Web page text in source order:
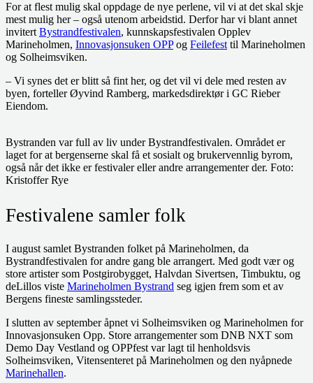
For at flest mulig skal oppdage de nye perlene, vil vi at det skal skje
mest mulig her – også utenom arbeidstid. Derfor har vi blant annet
invitert Bystrandfestivalen, kunnskapsfestivalen Opplev
Marineholmen, Innovasjonsuken OPPog Feilefest til Marineholmen
og Solheimsviken.
– Vi synes det er blitt så fint her, og det vil vi dele med resten av
byen, forteller Øyvind Ramberg, markedsdirektør i GC Rieber
Eiendom.
Bystranden var full av liv under Bystrandfestivalen. Området er
laget for at bergenserne skal få et sosialt og brukervennlig byrom,
også når det ikke er festivaler eller andre arrangementer der. Foto:
Kristoffer Rye
Festivalene samler folk
I august samlet Bystranden folket på Marineholmen, da
Bystrandfestivalen for andre gang ble arrangert. Med godt vær og
store artister som Postgirobygget, Halvdan Sivertsen, Timbuktu, og
deLillos viste Marineholmen Bystrand seg igjen frem som et av
Bergens fineste samlingssteder.
I slutten av september åpnet vi Solheimsviken og Marineholmen for
Innovasjonsuken Opp. Store arrangementer som DNB NXT som
Demo Day Vestland og OPPfest var lagt til henholdsvis
Solheimsviken, Vitensenteret på Marineholmen og den nyåpnede
Marinehallen.